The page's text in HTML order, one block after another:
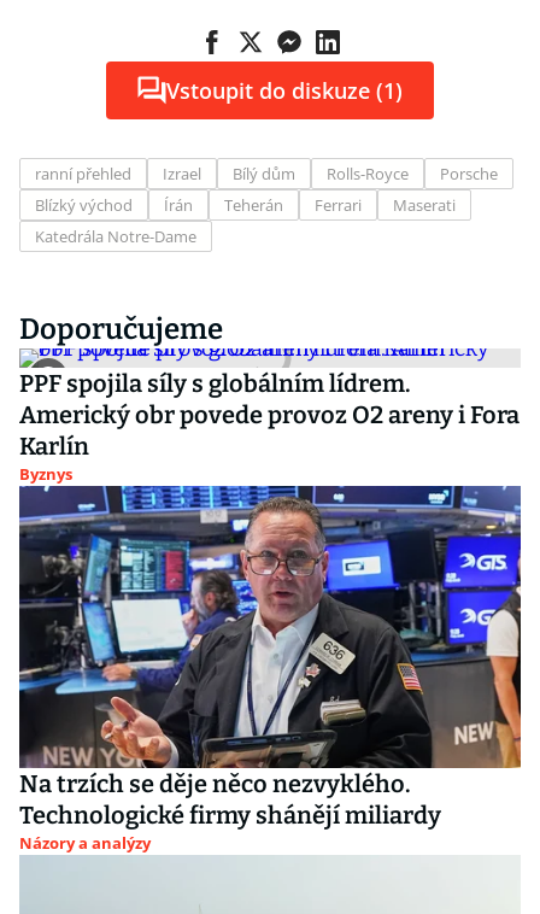
Vstoupit do diskuze (1)
ranní přehled Izrael Bílý dům Rolls-Royce
Porsche
Blízký východ
Írán Teherán Ferrari
Maserati
Katedrála Notre-Dame
Doporučujeme
PPF spojila síly s globálním lídrem.
Americký obr povede provoz O2 areny i Fora
Karlín
Byznys
Na trzích se děje něco nezvyklého.
Technologické firmy shánějí miliardy
Názory a analýzy